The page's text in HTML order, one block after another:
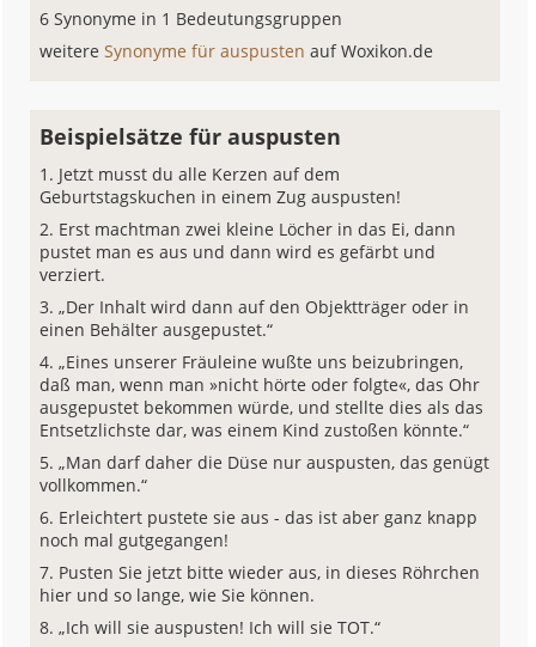
6 Synonyme in 1 Bedeutungsgruppen
weitereSynonyme für auspustenauf Woxikon.de
Beispielsätze für auspusten
Jetzt musst du alle Kerzen auf dem
Geburtstagskuchen in einem Zug auspusten!
Erst machtman zwei kleine Löcher in das Ei, dann
pustet man es aus und dann wird es gefärbt und
verziert.
„Der Inhalt wird dann auf den Objektträger oder in
einen Behälter ausgepustet.“
„Eines unserer Fräuleine wußte uns beizubringen,
daß man, wenn man »nicht hörte oder folgte«, das Ohr
ausgepustet bekommen würde, und stellte dies als das
Entsetzlichste dar, was einem Kind zustoßen könnte.“
„Man darf daher die Düse nur auspusten, das genügt
vollkommen.“
Erleichtert pustete sie aus - das ist aber ganz knapp
noch mal gutgegangen!
Pusten Sie jetzt bitte wieder aus, in dieses Röhrchen
hier und so lange, wie Sie können.
„Ich will sie auspusten! Ich will sie TOT.“